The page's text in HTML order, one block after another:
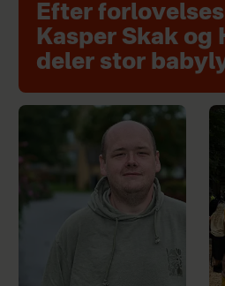
Efter
Kasper Skak og
deler stor